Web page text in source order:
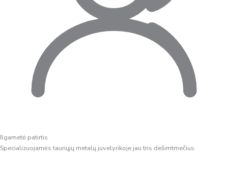
Ilgametė patirtis
Specializuojamės tauriųjų metalų juvelyrikoje jau tris dešimtmečius.